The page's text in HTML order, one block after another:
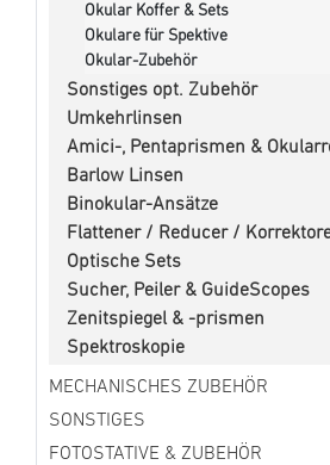
Okular Koffer & Sets
Okulare für Spektive
Okular-Zubehör
Sonstiges opt. Zubehör
Umkehrlinsen
Amici-, Pentaprismen &
Barlow Linsen
Binokular-Ansätze
Flattener / Reducer /
Optische Sets
Sucher, Peiler & GuideScopes
Zenitspiegel & -prismen
Spektroskopie
MECHANISCHES ZUBEHÖR
SONSTIGES
FOTOSTATIVE & ZUBEHÖR